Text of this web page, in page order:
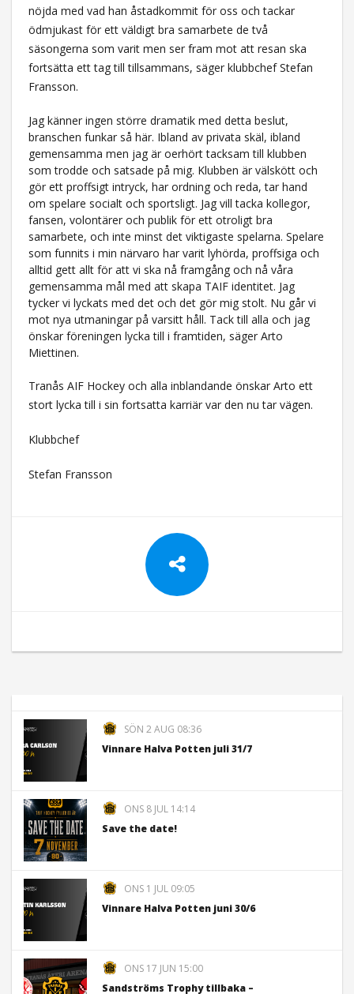
nöjda med vad han åstadkommit för oss och tackar
ödmjukast för ett väldigt bra samarbete de två
säsongerna som varit men ser fram mot att resan ska
fortsätta ett tag till tillsammans, säger klubbchef Stefan
Fransson.
Jag känner ingen större dramatik med detta beslut,
branschen funkar så här. Ibland av privata skäl, ibland
gemensamma men jag är oerhört tacksam till klubben
som trodde och satsade på mig. Klubben är välskött och
gör ett proffsigt intryck, har ordning och reda, tar hand
om spelare socialt och sportsligt. Jag vill tacka kollegor,
fansen, volontärer och publik för ett otroligt bra
samarbete, och inte minst det viktigaste spelarna. Spelare
som funnits i min närvaro har varit lyhörda, proffsiga och
alltid gett allt för att vi ska nå framgång och nå våra
gemensamma mål med att skapa TAIF identitet. Jag
tycker vi lyckats med det och det gör mig stolt. Nu går vi
mot nya utmaningar på varsitt håll. Tack till alla och jag
önskar föreningen lycka till i framtiden, säger Arto
Miettinen.
Tranås AIF Hockey och alla inblandande önskar Arto ett
stort lycka till i sin fortsatta karriär var den nu tar vägen.
Klubbchef
Stefan Fransson
SÖN 2 AUG 08:36
Vinnare Halva Potten juli 31/7
ONS 8 JUL 14:14
Save the date!
ONS 1 JUL 09:05
Vinnare Halva Potten juni 30/6
ONS 17 JUN 15:00
Sandströms Trophy tillbaka –